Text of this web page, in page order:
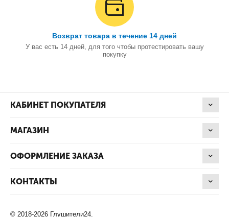
Возврат товара в течение 14 дней
У вас есть 14 дней, для того чтобы протестировать вашу
покупку
КАБИНЕТ ПОКУПАТЕЛЯ
МАГАЗИН
ОФОРМЛЕНИЕ ЗАКАЗА
КОНТАКТЫ
© 2018-2026 Глушители24.